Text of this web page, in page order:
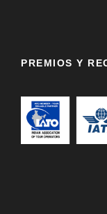
PREMIOS Y